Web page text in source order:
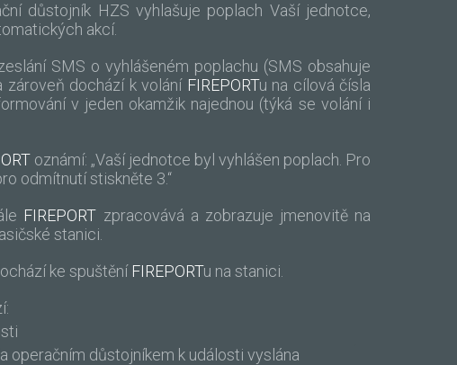
důstojník HZS vyhlašuje poplach Vaší jednotce,
akcí.
SMS o vyhlášeném poplachu (SMS obsahuje
zároveň dochází k volání FIREPORTu na cílová čísla
v jeden okamžik najednou (týká se volání i
oznámí: „Vaší jednotce byl vyhlášen poplach. Pro
odmítnutí stiskněte 3.“
FIREPORT zpracovává a zobrazuje jmenovitě na
stanici.
ke spuštění FIREPORTu na stanici.
operačním důstojníkem k události vyslána